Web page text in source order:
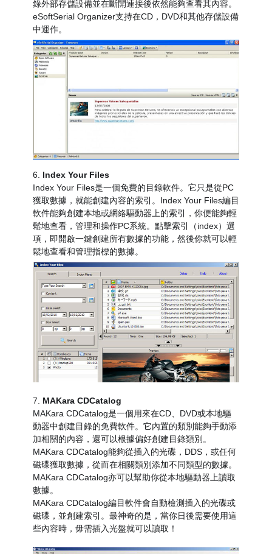
錄外部存儲設備並在斷開連接後依然能夠查看其內容。
eSoftSerial Organizer支持在CD，DVD和其他存儲設備
中運作。
6. Index Your Files
Index Your Files是一個免費的目錄軟件。它只是從PC
獲取數據，就能創建內容的索引。Index Your Files編目
軟件能夠創建本地或網絡驅動器上的索引，你便能夠輕
鬆地查看，管理和操作PC系統。點擊索引（index）選
項，即開啟一鍵創建所有數據的功能，然後你就可以輕
鬆地查看和管理指標的數據。
7. MAKara CDCatalog
MAKara CDCatalog是一個用來在CD、DVD或本地驅
動器中創建目錄的免費軟件。它內置的類別能夠手動添
加相關的內容，還可以根據偏好創建目錄類別。
MAKara CDCatalog能夠從插入的光碟，DDS，或任何
磁碟獲取數據，從而在相關類別添加不同類型的數據。
MAKara CDCatalog亦可以幫助你從本地驅動器上讀取
數據。
MAKara CDCatalog編目軟件會自動檢測插入的光碟或
磁碟，並創建索引。最神奇的是，當你日後需要使用這
些內容時，毋需插入光盤就可以讀取！